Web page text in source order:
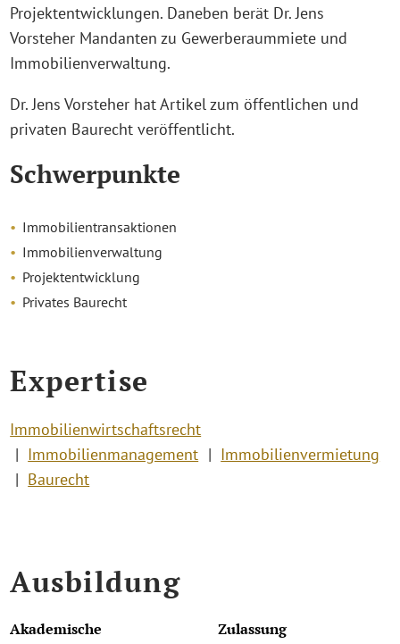
Projektentwicklungen. Daneben berät Dr. Jens
Vorsteher Mandanten zu Gewerberaummiete und
Immobilienverwaltung.
Dr. Jens Vorsteher hat Artikel zum öffentlichen und
privaten Baurecht veröffentlicht.
Schwerpunkte
Immobilientransaktionen
Immobilienverwaltung
Projektentwicklung
Privates Baurecht
Expertise
Immobilienwirtschaftsrecht
Immobilienmanagement
Immobilienvermietung
Baurecht
Ausbildung
Akademische
Zulassung